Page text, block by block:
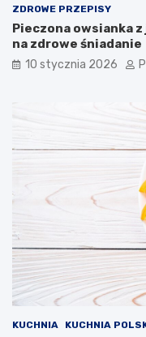
ZDROWE PRZEPISY
Pieczona owsianka
na zdrowe śniadanie
10 stycznia 2026
KUCHNIA KUCHNIA